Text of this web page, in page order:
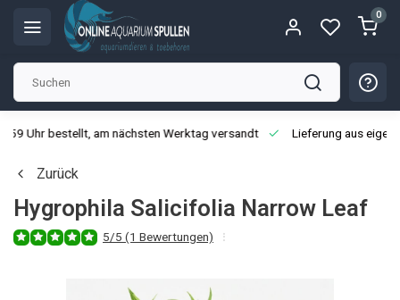
0
Uhr bestellt, am nächsten Werktag versandt Lieferung aus
Zurück
Hygrophila Salicifolia Narrow Leaf
5/5 (1 Bewertungen)